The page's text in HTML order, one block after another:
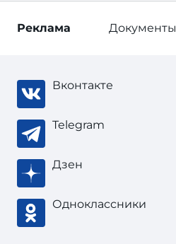
Реклама Документы
Вконтакте
Telegram
Дзен
Одноклассники